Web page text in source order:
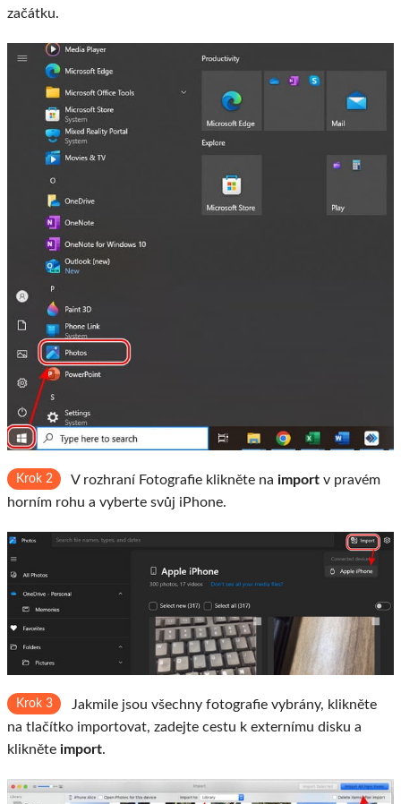
začátku.
Krok 2 V rozhraní Fotografie klikněte na import v pravém
horním rohu a vyberte svůj iPhone.
Krok 3
Jakmile jsou všechny fotografie vybrány, klikněte
na tlačítko importovat, zadejte cestu k externímu disku a
klikněte import.